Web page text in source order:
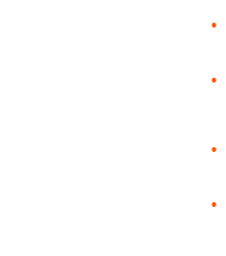
•
•
•
•